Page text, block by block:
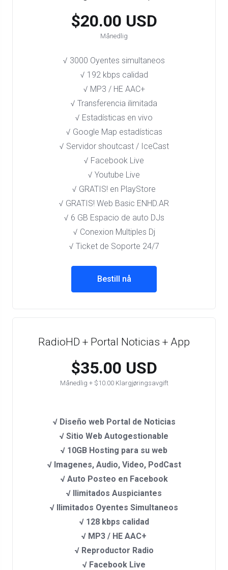
$20.00 USD
Månedlig
√ 3000 Oyentes simultaneos
√ 192 kbps calidad
√ MP3 / HE AAC+
√ Transferencia ilimitada
√ Estadísticas en vivo
√ Google Map estadísticas
√ Servidor shoutcast / IceCast
√ Facebook Live
√ Youtube Live
√ GRATIS! en PlayStore​
√ GRATIS! Web Basic ENHD.AR
√ 6 GB Espacio de auto DJs
√ Conexion Multiples Dj
√ Ticket de Soporte 24/7
Bestill nå
RadioHD + Portal Noticias + App
$35.00 USD
Månedlig + $10.00 Klargjøringsavgift
√ Diseño web Portal de Noticias
√ Sitio Web Autogestionable
√ 10GB Hosting para su web
√ Imagenes, Audio, Video, PodCast
√ Auto Posteo en Facebook
√ Ilimitados Auspiciantes
√ Ilimitados Oyentes Simultaneos
√ 128 kbps calidad
√ MP3 / HE AAC+
√ Reproductor Radio
√ Facebook Live